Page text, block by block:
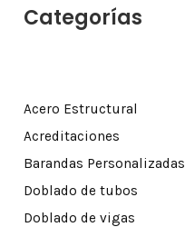
Categorías
Acero Estructural
Acreditaciones
Barandas Personalizadas
Doblado de tubos
Doblado de vigas